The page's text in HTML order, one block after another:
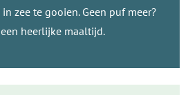
zee te gooien. Geen puf meer?
heerlijke maaltijd.